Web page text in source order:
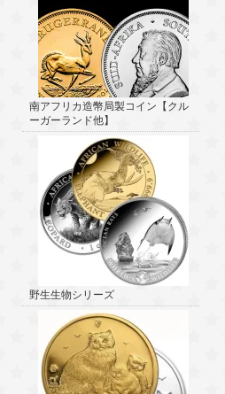
南アフリカ造幣局製コイン【クル
ーガーランド他】
野生生物シリーズ